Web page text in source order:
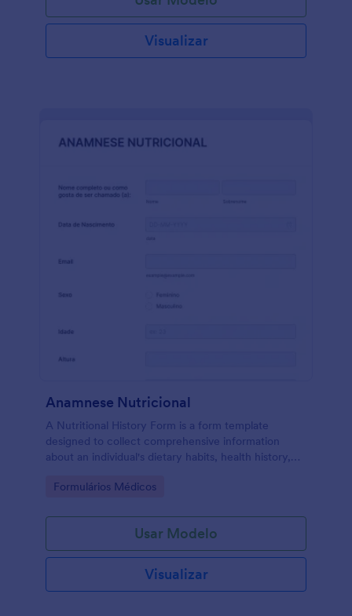
Visualizar
Anamnese Nutricional
A Nutritional History Form is a form template
designed to collect comprehensive information
about an individual's dietary habits, health history,
Go to Category:
Formulários Médicos
Usar Modelo
Visualizar